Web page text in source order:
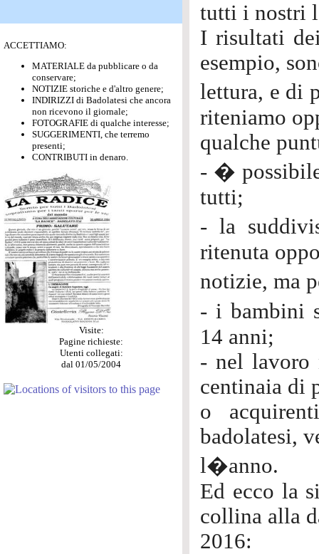
ACCETTIAMO:
MATERIALE da pubblicare o da
conservare;
NOTIZIE storiche e d'altro genere;
INDIRIZZI di Badolatesi che ancora
non ricevono il giornale;
FOTOGRAFIE di qualche interesse;
SUGGERIMENTI, che terremo
presenti;
CONTRIBUTI in denaro.
Visite:
Pagine richieste:
Utenti collegati:
dal 01/05/2004
tutti i nostri
I risultati
esempio,
lettura, e di
riteniamo
qualche
- �
tutti;
- la
ritenuta
notizie, ma
- i bambini
14 anni;
- nel lavoro
centinaia di
o
badolatesi,
l�anno.
Ed ecco la
collina alla
2016: